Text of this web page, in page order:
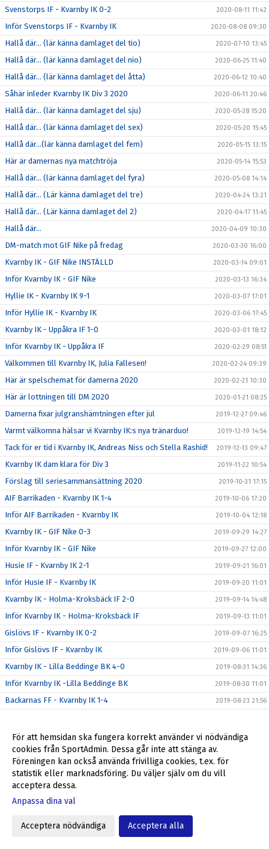
Svenstorps IF - Kvarnby IK 0-2 2020-08-11 11:42
Inför Svenstorps IF - Kvarnby IK 2020-08-08 09:30
Hallå där… (lär känna damlaget del tio) 2020-07-10 13:45
Hallå där… (lär känna damlaget del nio) 2020-06-25 11:40
Hallå där… (lär känna damlaget del åtta) 2020-06-12 10:40
Såhär inleder Kvarnby IK Div 3 2020 2020-06-11 20:46
Hallå där… (lär känna damlaget del sju) 2020-05-28 15:20
Hallå där… (lär känna damlaget del sex) 2020-05-20 15:45
Hallå där…(lär känna damlaget del fem) 2020-05-15 13:15
Här är damernas nya matchtröja 2020-05-14 15:53
Hallå där… (lär känna damlaget del fyra) 2020-05-08 14:14
Hallå där… (Lär känna damlaget del tre) 2020-04-24 13:21
Hallå där… (Lär känna damlaget del 2) 2020-04-17 11:45
Hallå där… 2020-04-09 10:30
DM-match mot GIF Nike på fredag 2020-03-30 16:00
Kvarnby IK - GIF Nike INSTÄLLD 2020-03-14 09:01
Inför Kvarnby IK - GIF Nike 2020-03-13 16:34
Hyllie IK - Kvarnby IK 9-1 2020-03-07 17:01
Inför Hyllie IK - Kvarnby IK 2020-03-06 17:45
Kvarnby IK - Uppåkra IF 1-0 2020-03-01 18:12
Inför Kvarnby IK - Uppåkra IF 2020-02-29 08:51
Välkommen till Kvarnby IK, Julia Fallesen! 2020-02-24 09:39
Här är spelschemat för damerna 2020 2020-02-21 10:30
Här är lottningen till DM 2020 2020-01-21 08:25
Damerna fixar julgranshämtningen efter jul 2019-12-27 09:46
Varmt välkomna hälsar vi Kvarnby IK:s nya tränarduo! 2019-12-19 14:54
Tack för er tid i Kvarnby IK, Andreas Niss och Stella Rashid! 2019-12-13 09:47
Kvarnby IK dam klara för Div 3 2019-11-22 10:54
Förslag till seriesammansättning 2020 2019-10-31 17:15
AIF Barrikaden - Kvarnby IK 1-4 2019-10-06 17:20
Inför AIF Barrikaden - Kvarnby IK 2019-10-04 12:18
Kvarnby IK - GIF Nike 0-3 2019-09-29 14:27
Inför Kvarnby IK - GIF Nike 2019-09-27 12:00
Husie IF - Kvarnby IK 2-1 2019-09-21 16:01
Inför Husie IF - Kvarnby IK 2019-09-20 11:01
Kvarnby IK - Holma-Kroksbäck IF 2-0 2019-09-14 14:48
Inför Kvarnby IK - Holma-Kroksbäck IF 2019-09-13 11:01
Gislövs IF - Kvarnby IK 0-2 2019-09-07 16:25
Inför Gislövs IF - Kvarnby IK 2019-09-06 11:01
Kvarnby IK - Lilla Beddinge BK 4-0 2019-08-31 14:36
Inför Kvarnby IK -Lilla Beddinge BK 2019-08-30 11:01
Backarnas FF - Kvarnby IK 1-4 2019-08-23 21:56
Kvarnby IK - Åkarps IF 2-3 2019-08-17 14:56
Inför Kvarnby IK - Åkarps IF 2019-08-16 11:00
Malmö City FC - Kvarnby IK 4-3 2019-08-11 17:29
Inför Malmö City - Kvarnby IK
Niss: ”-Vi är väl där vi vill vara”
För att hemsidan ska fungera korrekt använder vi nödvändiga
cookies från SportAdmin. Dessa går inte att stänga av.
Föreningen kan också använda frivilliga cookies, t.ex. för
statistik eller marknadsföring. Du väljer själv om du vill
acceptera dessa.
Anpassa dina val
Acceptera nödvändiga Acceptera alla